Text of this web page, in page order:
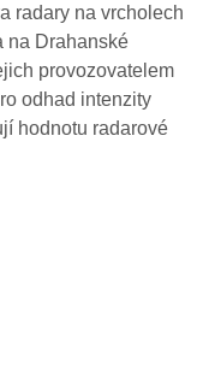
radary na vrcholech
na Drahanské
provozovatelem
odhad intenzity
hodnotu radarové